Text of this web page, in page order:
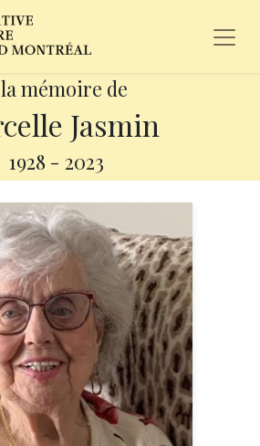
mémoire de
Jasmin
1928 - 2023